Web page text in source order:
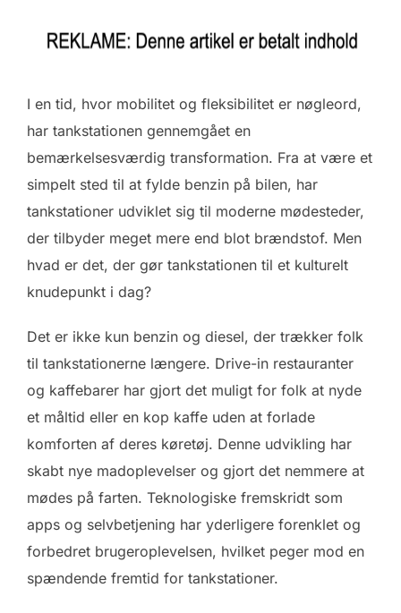
I en tid, hvor mobilitet og fleksibilitet er nøgleord,
har tankstationen gennemgået en
bemærkelsesværdig transformation. Fra at være et
simpelt sted til at fylde benzin på bilen, har
tankstationer udviklet sig til moderne mødesteder,
der tilbyder meget mere end blot brændstof. Men
hvad er det, der gør tankstationen til et kulturelt
knudepunkt i dag?
Det er ikke kun benzin og diesel, der trækker folk
til tankstationerne længere. Drive-in restauranter
og kaffebarer har gjort det muligt for folk at nyde
et måltid eller en kop kaffe uden at forlade
komforten af deres køretøj. Denne udvikling har
skabt nye madoplevelser og gjort det nemmere at
mødes på farten. Teknologiske fremskridt som
apps og selvbetjening har yderligere forenklet og
forbedret brugeroplevelsen, hvilket peger mod en
spændende fremtid for tankstationer.